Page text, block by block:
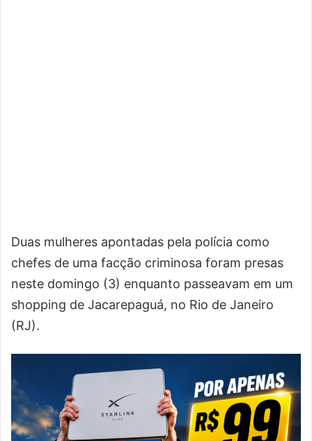
Duas mulheres apontadas pela polícia como
chefes de uma facção criminosa foram presas
neste domingo (3) enquanto passeavam em um
shopping de Jacarepaguá, no Rio de Janeiro
(RJ).